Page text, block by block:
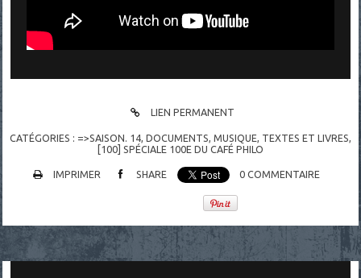
LIEN PERMANENT
CATÉGORIES : =>SAISON. 14, DOCUMENTS, MUSIQUE, TEXTES ET LIVRES,
[100] SPÉCIALE 100E DU CAFÉ PHILO
IMPRIMER SHARE 0 COMMENTAIRE